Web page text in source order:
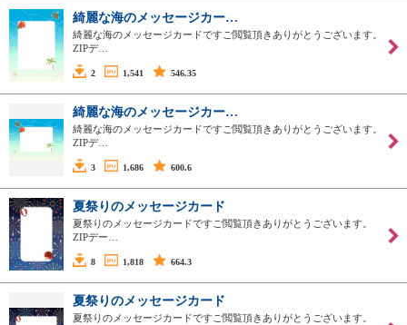
綺麗な海のメッセージカー…
綺麗な海のメッセージカードですご閲覧頂きありがとうございます。
ZIPデ…
2 1,541 546.35
綺麗な海のメッセージカー…
綺麗な海のメッセージカードですご閲覧頂きありがとうございます。
ZIPデ…
3 1,686 600.6
夏祭りのメッセージカード
夏祭りのメッセージカードですご閲覧頂きありがとうございます。
ZIPデー…
8 1,818 664.3
夏祭りのメッセージカード
夏祭りのメッセージカードですご閲覧頂きありがとうございます。